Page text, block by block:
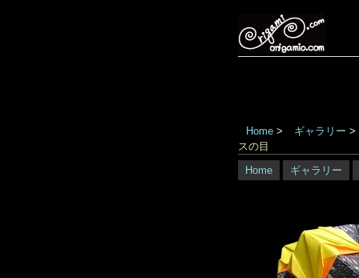
Home > ギャラリー >
スの目
Home
ギャラリー